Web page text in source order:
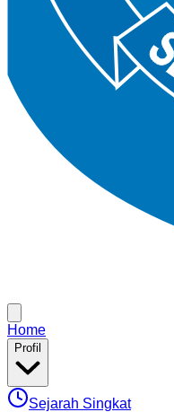
Home
Profil
Sejarah Singkat